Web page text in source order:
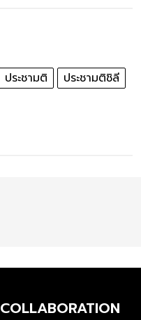
ประชามติ
ประชามติชิลี
COLLABORATION